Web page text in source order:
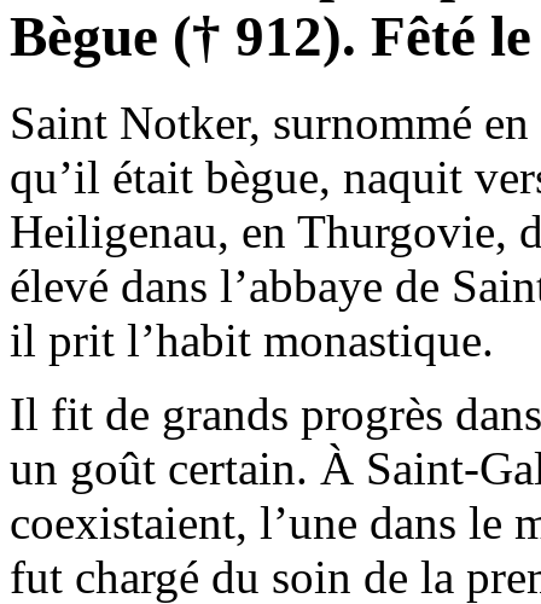
Bègue († 912). Fêté
Saint Notker, surnommé
qu’il était bègue, naquit
Heiligenau, en Thurgovie,
élevé dans l’abbaye de
il prit l’habit monastique.
Il fit de grands progrès
un goût certain. À
coexistaient, l’une dans le
fut chargé du soin de la